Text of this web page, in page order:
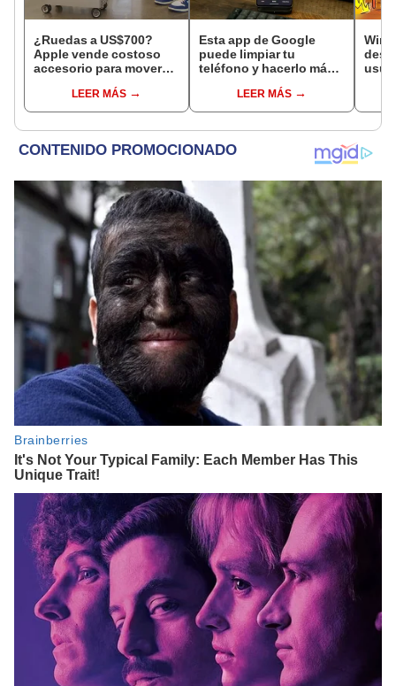
¿Ruedas a US$700?
Apple vende costoso
accesorio para mover
olvida incluir frenos
LEER MÁS
Esta app de Google
puede limpiar tu
teléfono y hacerlo más
los Android
LEER MÁS